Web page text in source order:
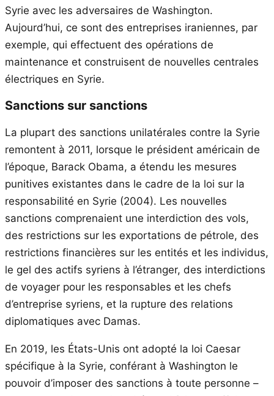
Syrie avec les adversaires de Washington.
Aujourd’hui, ce sont des entreprises iraniennes, par
exemple, qui effectuent des opérations de
maintenance et construisent de nouvelles centrales
électriques en Syrie.
Sanctions sur sanctions
La plupart des sanctions unilatérales contre la Syrie
remontent à 2011, lorsque le président américain de
l’époque, Barack Obama, a étendu les mesures
punitives existantes dans le cadre de la loi sur la
responsabilité en Syrie (2004). Les nouvelles
sanctions comprenaient une interdiction des vols,
des restrictions sur les exportations de pétrole, des
restrictions financières sur les entités et les individus,
le gel des actifs syriens à l’étranger, des interdictions
de voyager pour les responsables et les chefs
d’entreprise syriens, et la rupture des relations
diplomatiques avec Damas.
En 2019, les États-Unis ont adopté la loi Caesar
spécifique à la Syrie, conférant à Washington le
pouvoir d’imposer des sanctions à toute personne –